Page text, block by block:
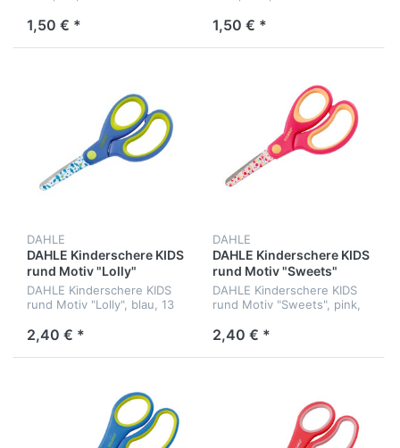
1,50 € * 1,50 € *
DAHLE
DAHLE Kinderschere KIDS
rund Motiv "Lolly"
DAHLE Kinderschere KIDS
rund Motiv "Lolly", blau, 13
2,40 € *
DAHLE
DAHLE Kinderschere KIDS
rund Motiv "Sweets"
DAHLE Kinderschere KIDS
rund Motiv "Sweets", pink,
2,40 € *